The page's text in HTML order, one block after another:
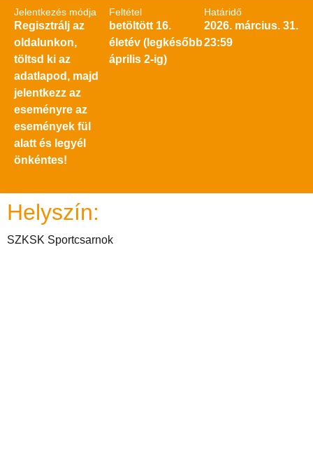
Jelentkezés módja
Regisztrálj az
oldalunkon,
töltsd ki az
adatlapod, majd
jelentkezz az
eseményre az
események fül
alatt és legyél
önkéntes!
Feltétel
betöltött 16.
életév (legkésőbb
április 2-ig)
Határidő
2026. március. 31.
23:59
Helyszín:
SZKSK Sportcsarnok